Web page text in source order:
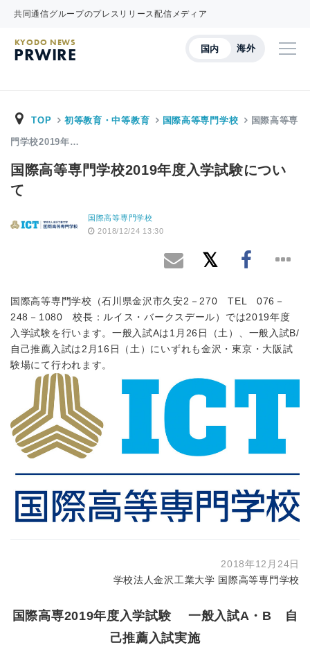
共同通信グループのプレスリリース配信メディア
国内 海外
KYODO NEWS
PRWIRE
TOP 初等教育・中等教育 国際高等専門学校 国際高等専
門学校2019年…
国際高等専門学校2019年度入学試験につい
て
国際高等専門学校
2018/12/24 13:30
国際高等専門学校（石川県金沢市久安2－270 TEL 076－
248－1080 校長：ルイス・バークスデール）では2019年度
入学試験を行います。一般入試Aは1月26日（土）、一般入試B/
自己推薦入試は2月16日（土）にいずれも金沢・東京・大阪試
験場にて行われます。
2018年12月24日
学校法人金沢工業大学 国際高等専門学校
国際高専2019年度入学試験 一般入試A・B 自
己推薦入試実施